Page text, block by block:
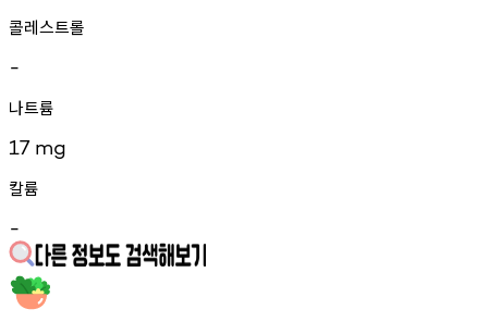
콜레스트롤
-
나트륨
17 mg
칼륨
-